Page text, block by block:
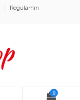
Regulamin
0